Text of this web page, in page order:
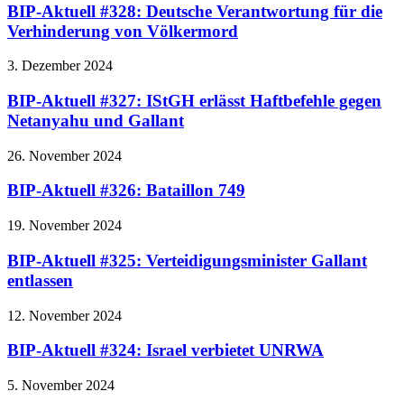
BIP-Aktuell #328: Deutsche Verantwortung für die
Verhinderung von Völkermord
3. Dezember 2024
BIP-Aktuell #327: IStGH erlässt Haftbefehle gegen
Netanyahu und Gallant
26. November 2024
BIP-Aktuell #326: Bataillon 749
19. November 2024
BIP-Aktuell #325: Verteidigungsminister Gallant
entlassen
12. November 2024
BIP-Aktuell #324: Israel verbietet UNRWA
5. November 2024